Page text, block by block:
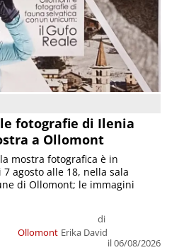
fotografie di Ilenia
a Ollomont
Ollomont
di
Erika David
il 06/08/2026
mostra fotografica è in
agosto alle 18, nella sala
di Ollomont; le immagini